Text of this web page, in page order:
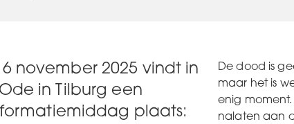
november 2025 vindt in
in Tilburg een
plaats:
De dood is
maar het is
enig moment.
nalaten aan